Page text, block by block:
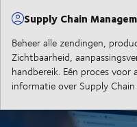
Supply Chain
Beheer alle zendingen,
Zichtbaarheid,
handbereik. Eén proces
informatie over Supply